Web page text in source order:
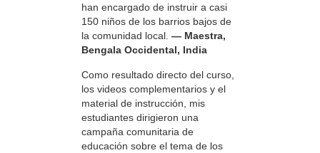
han encargado de instruir a casi
150 niños de los barrios bajos de
la comunidad local. — Maestra,
Bengala Occidental, India
Como resultado directo del curso,
los videos complementarios y el
material de instrucción, mis
estudiantes dirigieron una
campaña comunitaria de
educación sobre el tema de los